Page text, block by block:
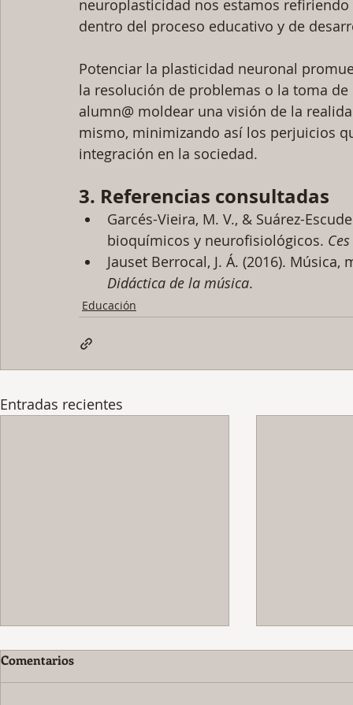
neuroplasticidad nos estamos
dentro del proceso educativo y de
Potenciar la plasticidad neuronal
la resolución de problemas o la toma
alumn@ moldear una visión de la
mismo, minimizando así los perjuicios
integración en la sociedad.
3. Referencias consultadas
Garcés-Vieira, M. V., & Suárez-
bioquímicos y neurofisiológicos.
Jauset Berrocal, J. Á. (2016).
Didáctica de la música.
Educación
Entradas recientes
Comentarios